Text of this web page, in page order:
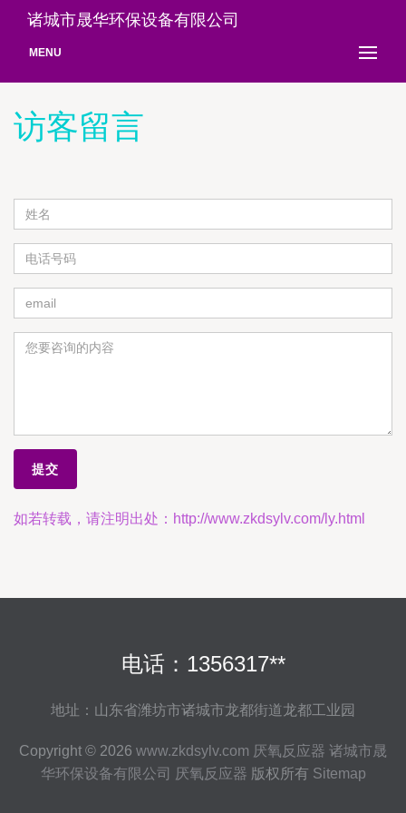
诸城市晟华环保设备有限公司
MENU
访客留言
如若转载，请注明出处：http://www.zkdsylv.com/ly.html
电话：1356317**
地址：山东省潍坊市诸城市龙都街道龙都工业园
Copyright © 2026 www.zkdsylv.com 厌氧反应器 诸城市晟
华环保设备有限公司 厌氧反应器 版权所有 Sitemap